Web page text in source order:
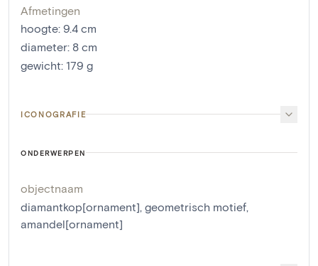
Afmetingen
hoogte: 9.4 cm
diameter: 8 cm
gewicht: 179 g
ICONOGRAFIE
ONDERWERPEN
objectnaam
diamantkop[ornament], geometrisch motief,
amandel[ornament]